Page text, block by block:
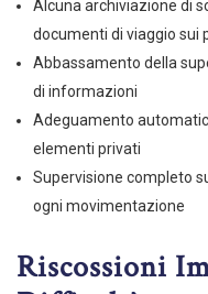
Alcuna archiviazione di
documenti di viaggio sui
Abbassamento della
di informazioni
Adeguamento
elementi privati
Supervisione completo
ogni movimentazione
Riscossioni